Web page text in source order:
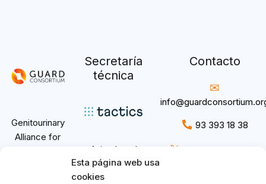
Esta página web usa
cookies
Genitourinary
Alliance for
Secretaría
técnica
Aviso Legal
Política de
privacidad
Contacto
93 393 18 38
𝕏